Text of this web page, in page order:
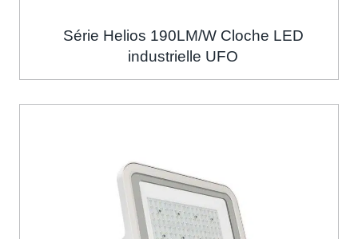
Série Helios 190LM/W Cloche LED
industrielle UFO